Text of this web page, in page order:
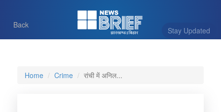
Stay Updated
Back
Home Crime रांची में अनिल...